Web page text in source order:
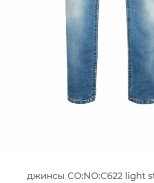
джинсы CO:NO:C622 light